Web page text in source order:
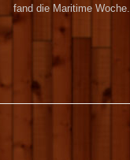
fand die Maritime Woche.